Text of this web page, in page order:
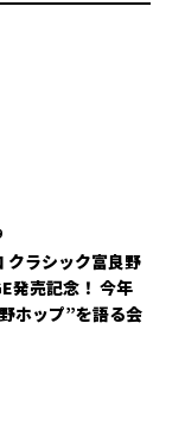
クラシック富良野
売記念！ 今年
ホップ”を語る会